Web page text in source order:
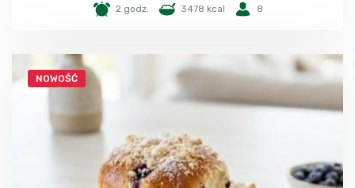
2 godz. 3478 kcal 8
NOWOŚĆ